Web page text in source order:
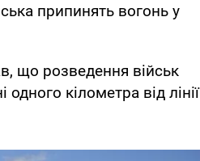
припинять вогонь у
що розведення військ
кілометра від лінії